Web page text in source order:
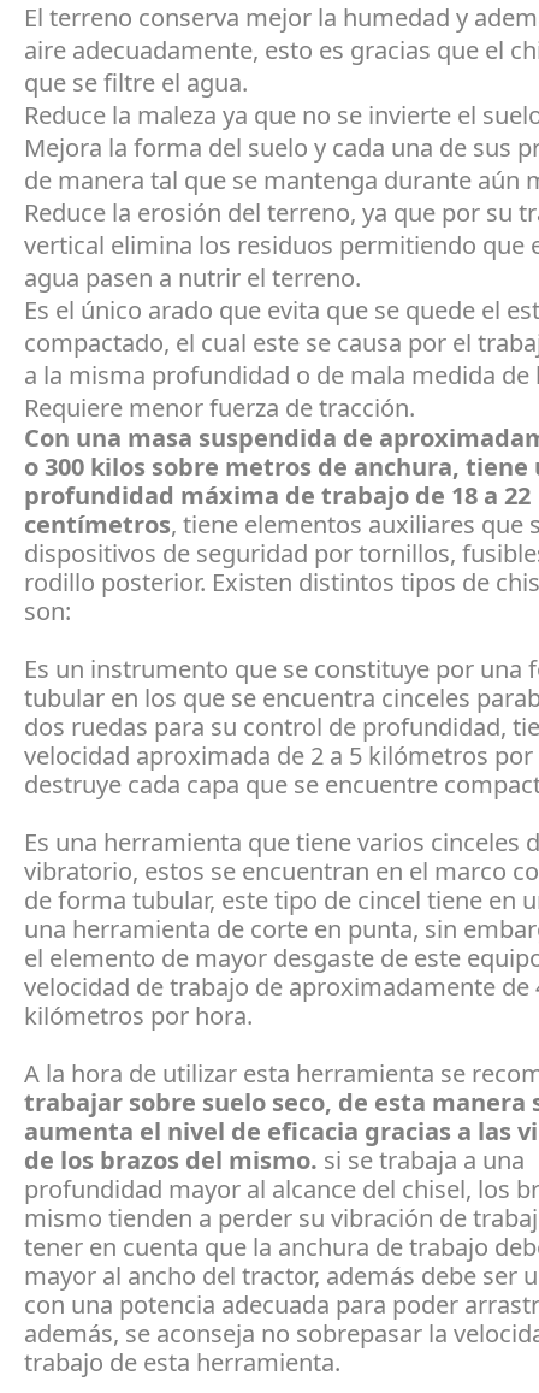
El terreno conserva mejor la humedad y
aire adecuadamente, esto es gracias que el
que se filtre el agua.
Reduce la maleza ya que no se invierte el
Mejora la forma del suelo y cada una de sus
de manera tal que se mantenga durante aún
Reduce la erosión del terreno, ya que por su
vertical elimina los residuos permitiendo que
agua pasen a nutrir el terreno.
Es el único arado que evita que se quede el
compactado, el cual este se causa por el
a la misma profundidad o de mala medida de
Requiere menor fuerza de tracción.
Con una masa suspendida de
o 300 kilos sobre metros de anchura, tiene
profundidad máxima de trabajo de 18 a 22
centímetros, tiene elementos auxiliares que
dispositivos de seguridad por tornillos,
rodillo posterior. Existen distintos tipos de
son:
Es un instrumento que se constituye por una
tubular en los que se encuentra cinceles
dos ruedas para su control de profundidad,
velocidad aproximada de 2 a 5 kilómetros por
destruye cada capa que se encuentre
Es una herramienta que tiene varios cinceles
vibratorio, estos se encuentran en el marco
de forma tubular, este tipo de cincel tiene en
una herramienta de corte en punta, sin
el elemento de mayor desgaste de este
velocidad de trabajo de aproximadamente de
kilómetros por hora.
A la hora de utilizar esta herramienta se
trabajar sobre suelo seco, de esta manera
aumenta el nivel de eficacia gracias a las
de los brazos del mismo. si se trabaja a una
profundidad mayor al alcance del chisel, los
mismo tienden a perder su vibración de
tener en cuenta que la anchura de trabajo
mayor al ancho del tractor, además debe ser
con una potencia adecuada para poder
además, se aconseja no sobrepasar la
trabajo de esta herramienta.